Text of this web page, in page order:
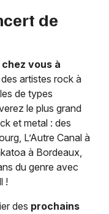
de
vous à
artistes rock à
de types
le plus grand
et metal : des
L’Autre Canal à
à Bordeaux,
du genre avec
!
des prochains